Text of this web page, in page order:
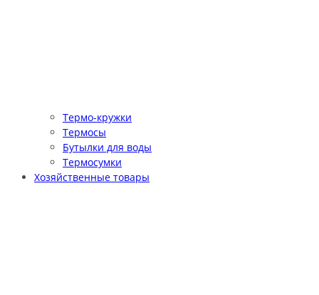
Термо-кружки
Термосы
Бутылки для воды
Термосумки
Хозяйственные товары